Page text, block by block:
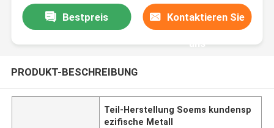
Bestpreis Kontaktieren Sie
uns
PRODUKT-BESCHREIBUNG
Teil-Herstellung Soems kundensp
ezifische Metall